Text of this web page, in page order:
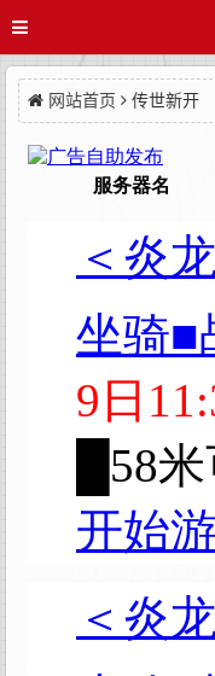
网站首页 传世新开